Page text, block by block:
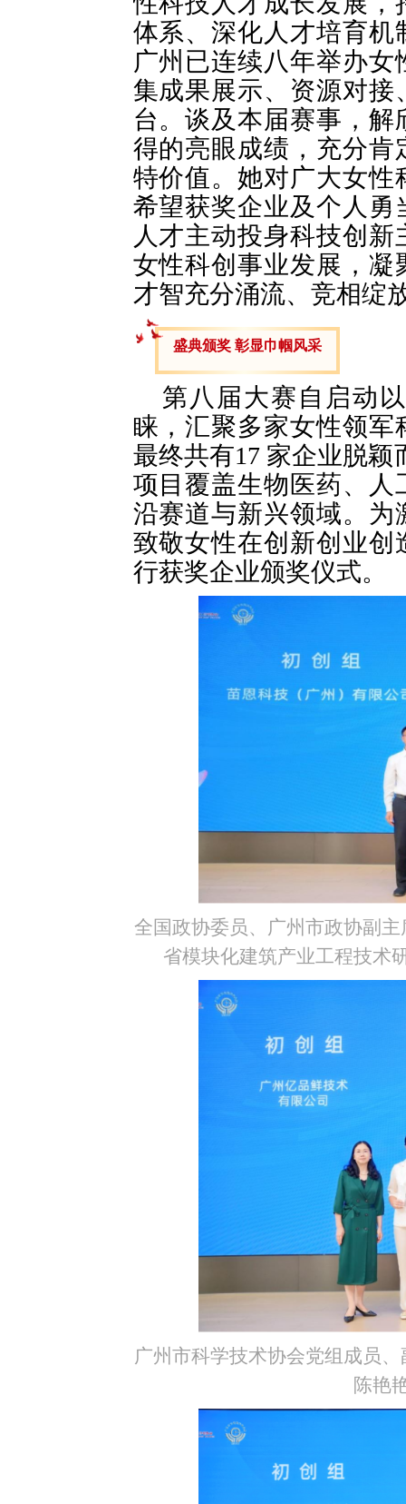
体系、深化人才培育
广州已连续八年举办
集成果展示、资源对
台。谈及本届赛事，
得的亮眼成绩，充分
特价值。她对广大女
希望获奖企业及个人
人才主动投身科技创
女性科创事业发展，
才智充分涌流、竞相绽
盛典颁奖 彰显巾帼风采
第八届大赛自启动
睐，汇聚多家女性领
最终共有17 家企业脱颖
项目覆盖生物医药、
沿赛道与新兴领域。
致敬女性在创新创业
行获奖企业颁奖仪式。
全国政协委员、广州市政协副
省模块化建筑产业工程技术
广州市科学技术协会党组成员
陈艳